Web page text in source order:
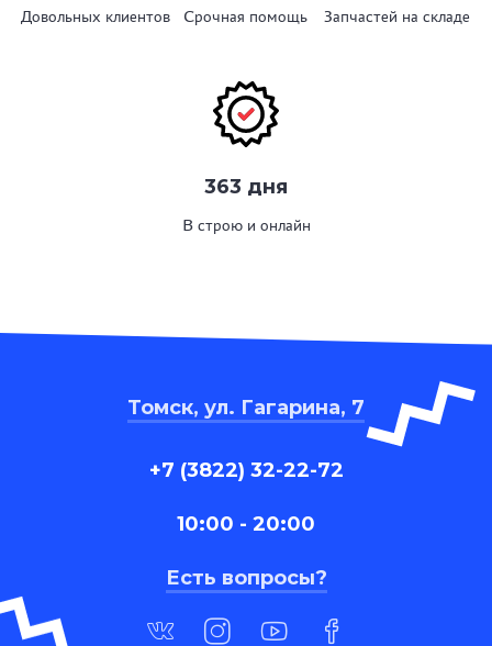
Довольных клиентов Срочная помощь Запчастей на складе
363 дня
В строю и онлайн
Томск, ул. Гагарина, 7
+7 (3822) 32-22-72
10:00 - 20:00
Есть вопросы?